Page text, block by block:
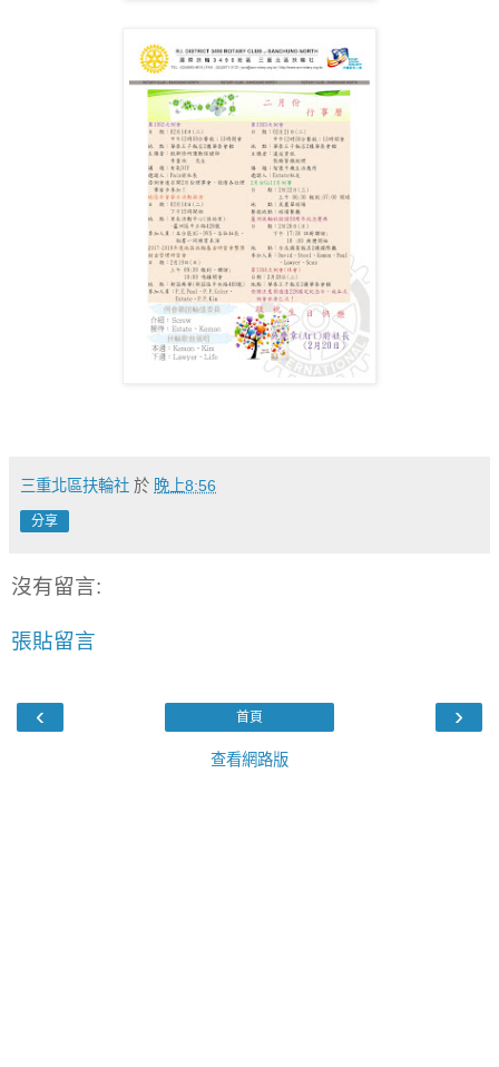
三重北區扶輪社 於 晚上8:56
分享
沒有留言:
張貼留言
‹ ›
首頁
查看網路版